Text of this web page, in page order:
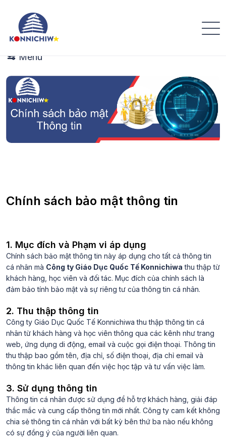
Trang chủ
Menu
Chính sách bảo mật thông tin
1. Mục đích và Phạm vi áp dụng
Chính sách bảo mật thông tin này áp dụng cho tất cả thông tin
cá nhân mà Công ty Giáo Dục Quốc Tế Konnichiwa thu thập từ
khách hàng, học viên và đối tác. Mục đích của chính sách là
đảm bảo tính bảo mật và sự riêng tư của thông tin cá nhân.
2. Thu thập thông tin
Công ty Giáo Dục Quốc Tế Konnichiwa thu thập thông tin cá
nhân từ khách hàng và học viên thông qua các kênh như trang
web, ứng dụng di động, email và cuộc gọi điện thoại. Thông tin
thu thập bao gồm tên, địa chỉ, số điện thoại, địa chỉ email và
thông tin khác liên quan đến việc học tập và tư vấn việc làm.
3. Sử dụng thông tin
Thông tin cá nhân được sử dụng để hỗ trợ khách hàng, giải đáp
thắc mắc và cung cấp thông tin mới nhất. Công ty cam kết không
chia sẻ thông tin cá nhân với bất kỳ bên thứ ba nào nếu không
có sự đồng ý của người liên quan.